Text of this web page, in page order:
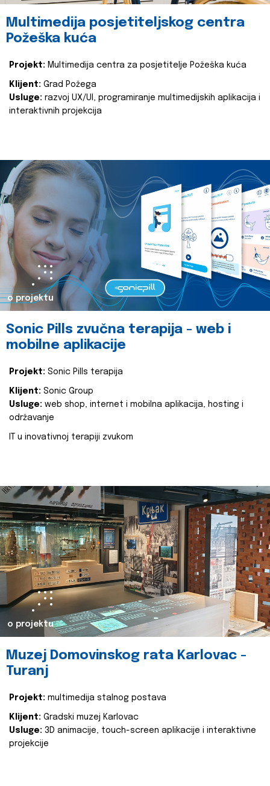
Multimedija posjetiteljskog centra
Požeška kuća
Projekt: Multimedija centra za posjetitelje Požeška kuća
Klijent: Grad Požega
Usluge: razvoj UX/UI, programiranje multimedijskih aplikacija i
interaktivnih projekcija
o projektu
Sonic Pills zvučna terapija - web i
mobilne aplikacije
Projekt: Sonic Pills terapija
Klijent: Sonic Group
Usluge: web shop, internet i mobilna aplikacija, hosting i
održavanje
IT u inovativnoj terapiji zvukom
o projektu
Muzej Domovinskog rata Karlovac -
Turanj
Projekt: multimedija stalnog postava
Klijent: Gradski muzej Karlovac
Usluge: 3D animacije, touch-screen aplikacije i interaktivne
projekcije